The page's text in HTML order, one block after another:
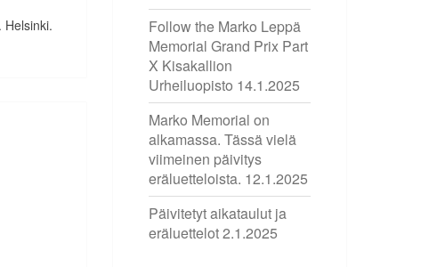
Helsinki.
Follow the Marko Leppä
Memorial Grand Prix Part
X Kisakallion
Urheiluopisto 14.1.2025
Marko Memorial on
alkamassa. Tässä vielä
viimeinen päivitys
eräluetteloista. 12.1.2025
Päivitetyt aikataulut ja
eräluettelot2.1.2025